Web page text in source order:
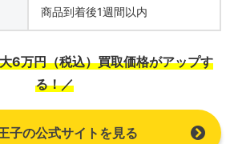
商品到着後1週間以内
6万円（税込）買取価格がアップす
る！／
子の公式サイトを見る